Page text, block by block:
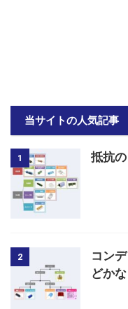
当サイトの人気記事
1 抵抗
2
コン
どか